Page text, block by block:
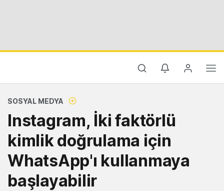
SOSYAL MEDYA
Instagram, İki faktörlü
kimlik doğrulama için
WhatsApp'ı kullanmaya
başlayabilir